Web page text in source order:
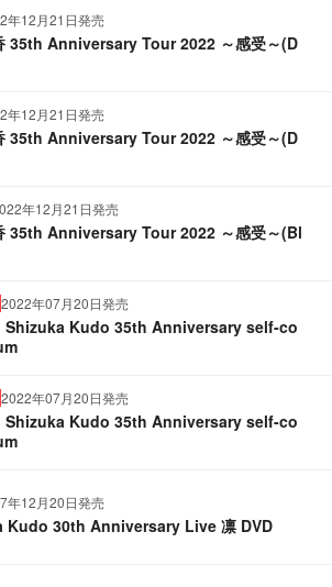
年12月21日発売
35th Anniversary Tour 2022 ～感受～(D
年12月21日発売
35th Anniversary Tour 2022 ～感受～(D
年12月21日発売
35th Anniversary Tour 2022 ～感受～(Bl
2022年07月20日発売
Shizuka Kudo 35th Anniversary self-co
2022年07月20日発売
Shizuka Kudo 35th Anniversary self-co
年12月20日発売
Kudo 30th Anniversary Live 凛 DVD